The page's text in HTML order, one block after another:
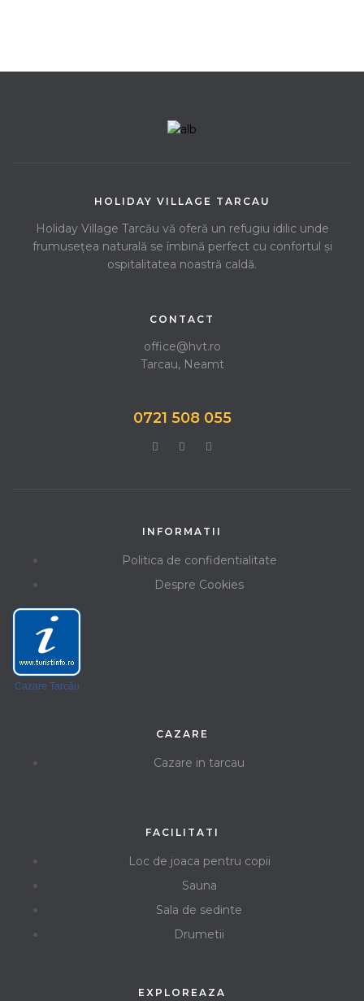
HOLIDAY VILLAGE TARCAU
Holiday Village Tarcău vă oferă un refugiu idilic unde
frumusețea naturală se îmbină perfect cu confortul și
ospitalitatea noastră caldă.
CONTACT
office@hvt.ro
Tarcau, Neamt
0721 508 055
INFORMATII
Politica de confidentialitate
Despre Cookies
Cazare Tarcău
CAZARE
Cazare in tarcau
FACILITATI
Loc de joaca pentru copii
Sauna
Sala de sedinte
Drumetii
EXPLOREAZA